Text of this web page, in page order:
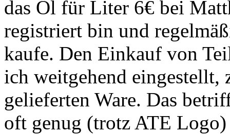
das Öl für Liter 6€ bei
registriert bin und
kaufe. Den Einkauf von
ich weitgehend eingestellt,
gelieferten Ware. Das
oft genug (trotz ATE